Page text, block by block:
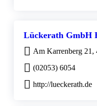
Lückerath GmbH
Am Karrenberg 21,
(02053) 6054
http://lueckerath.de